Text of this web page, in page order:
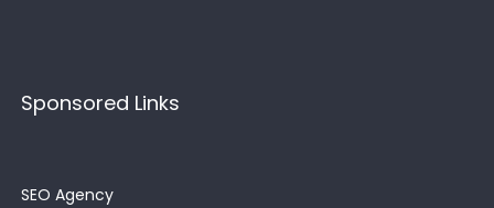
Sponsored Links
SEO Agency